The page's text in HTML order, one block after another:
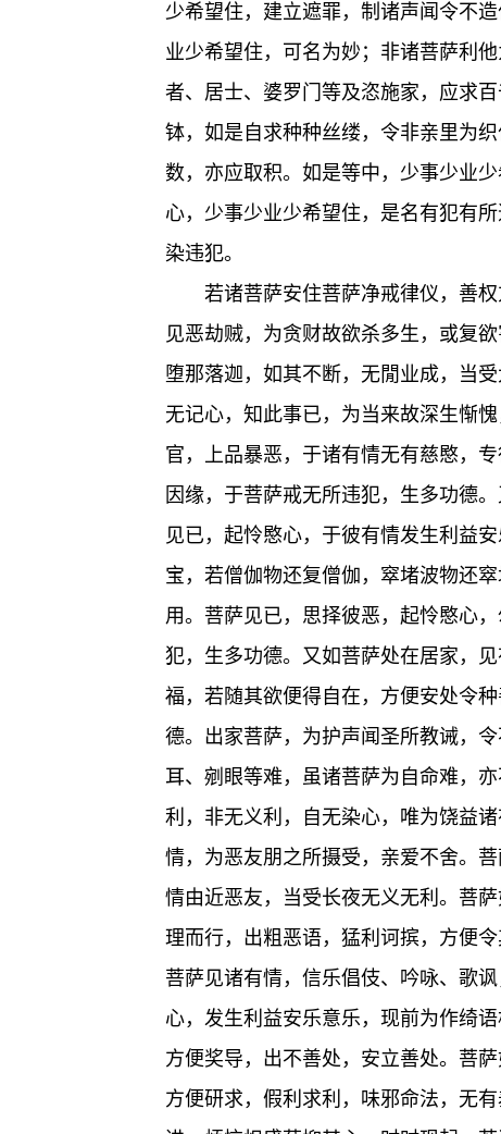
少希望住，建立遮罪，制诸声闻令不
业少希望住，可名为妙；非诸菩萨利
者、居士、婆罗门等及恣施家，应求
钵，如是自求种种丝缕，令非亲里为
数，亦应取积。如是等中，少事少业
心，少事少业少希望住，是名有犯有
染违犯。
若诸菩萨安住菩萨净戒律仪，善
见恶劫贼，为贪财故欲杀多生，或复
堕那落迦，如其不断，无閒业成，当
无记心，知此事已，为当来故深生惭
官，上品暴恶，于诸有情无有慈愍，
因缘，于菩萨戒无所违犯，生多功德
见已，起怜愍心，于彼有情发生利益
宝，若僧伽物还复僧伽，窣堵波物还
用。菩萨见已，思择彼恶，起怜愍心
犯，生多功德。又如菩萨处在居家，
福，若随其欲便得自在，方便安处令
德。出家菩萨，为护声闻圣所教诫，
耳、剜眼等难，虽诸菩萨为自命难，
利，非无义利，自无染心，唯为饶益
情，为恶友朋之所摄受，亲爱不舍。
情由近恶友，当受长夜无义无利。菩
理而行，出粗恶语，猛利诃摈，方便
菩萨见诸有情，信乐倡伎、吟咏、歌
心，发生利益安乐意乐，现前为作绮
方便奖导，出不善处，安立善处。菩
方便研求，假利求利，味邪命法，无